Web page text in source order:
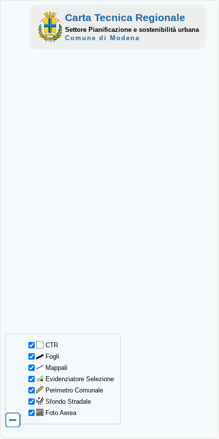
CTR
Fogli
Mappali
Evidenziatore Selezione
Perimetro Comunale
Sfondo Stradale
Foto Aerea
Carta Tecnica Regionale
Settore Pianificazione e sostenibilità urbana
Comune di Modena